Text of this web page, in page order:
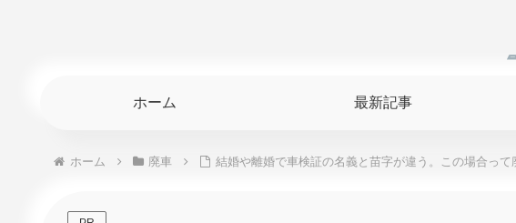
ホーム 最新記事
ホーム 廃車 結婚や離婚で車検証の名義と苗字が違う。この場合って